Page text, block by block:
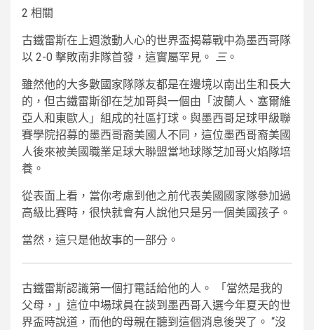
2 相關
古鐵雷斯在上週激動人心的世界盃揭幕戰中為墨西哥隊
以 2-0 擊敗南非隊首發，這實屬罕見。 三。
雖然他的大多數國家隊隊友都是在邊境以南出生和長大
的，但古鐵雷斯卻在芝加哥與一個由「波蘭人、塞爾維
亞人和東歐人」組成的社區打球。與墨西哥足球甲級聯
賽學院招募的墨西哥裔美國人不同，這位墨西哥裔美國
人後來被美國職業足球大聯盟當地球隊芝加哥火焰隊培
養。
從表面上看，當你考慮到他之前代表美國國家隊參加過
高級比賽時，很快就會有人說他只是另一個美國孩子。
當然，這只是他故事的一部分。
古鐵雷斯認識第一個打電話給他的人。 「當然是我的
父母，」這位中場球員在談到墨西哥入選今年夏天的世
界盃時說道，而他的母親在聽到這個消息後哭了。 “沒